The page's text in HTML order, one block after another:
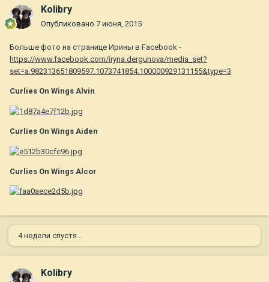
Kolibry
Опубликовано 7 июня, 2015
Больше фото на странице Ирины в Facebook -
https://www.facebook.com/iryna.dergunova/media_set?
set=a.982313651809597.1073741854.100000929131155&type=3
Curlies On Wings Alvin
Curlies On Wings Aiden
Curlies On Wings Alcor
4 недели спустя...
Kolibry